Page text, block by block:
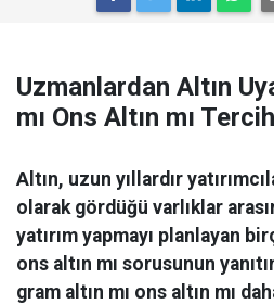
Uzmanlardan Altın
mı Ons Altın mı
Altın, uzun yıllardır
olarak gördüğü varlıklar
yatırım yapmayı planlayan
ons altın mı sorusunun
gram altın mı ons altın mı